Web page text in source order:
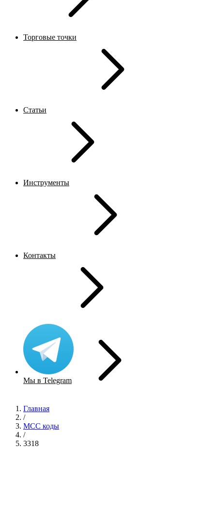
Торговые точки
Статьи
Инструменты
Контакты
Мы в Telegram
Главная
/
MCC коды
/
3318